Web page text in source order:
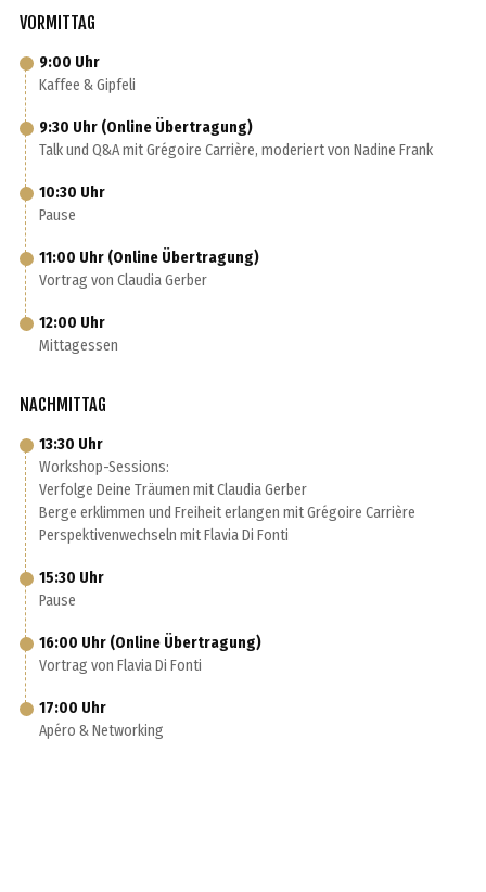
VORMITTAG
9:00 Uhr
Kaffee & Gipfeli
9:30 Uhr (Online Übertragung)
Talk und Q&A mit Grégoire Carrière, moderiert von Nadine Frank
10:30 Uhr
Pause
11:00 Uhr (Online Übertragung)
Vortrag von Claudia Gerber
12:00 Uhr
Mittagessen
NACHMITTAG
13:30 Uhr
Workshop-Sessions:
Verfolge Deine Träumen mit Claudia Gerber
Berge erklimmen und Freiheit erlangen mit Grégoire Carrière
Perspektivenwechseln mit Flavia Di Fonti
15:30 Uhr
Pause
16:00 Uhr (Online Übertragung)
Vortrag von Flavia Di Fonti
17:00 Uhr
Apéro & Networking